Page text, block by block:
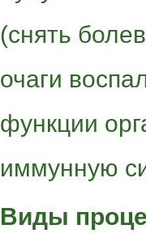
(снять
очаги
функции
иммунную
Виды